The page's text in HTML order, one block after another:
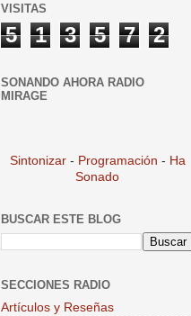
VISITAS
5 1 3 5 7 2
SONANDO AHORA RADIO
MIRAGE
Sintonizar - Programación - Ha
Sonado
BUSCAR ESTE BLOG
SECCIONES RADIO
Artículos y Reseñas